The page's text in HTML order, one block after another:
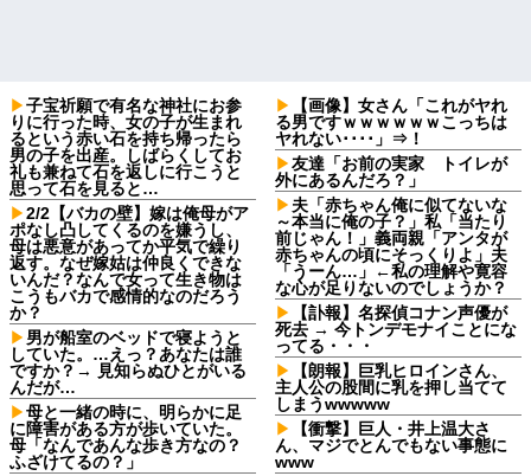
子宝祈願で有名な神社にお参
りに行った時、女の子が生まれ
るという赤い石を持ち帰ったら
男の子を出産。しばらくしてお
礼も兼ねて石を返しに行こうと
思って石を見ると…
2/2【バカの壁】嫁は俺母がア
ポなし凸してくるのを嫌うし、
母は悪意があってか平気で繰り
返す。なぜ嫁姑は仲良くできな
いんだ？なんで女って生き物は
こうもバカで感情的なのだろう
か？
男が船室のベッドで寝ようと
していた。…えっ？あなたは誰
ですか？→ 見知らぬひとがいる
んだが…
母と一緒の時に、明らかに足
に障害がある方が歩いていた。
母「なんであんな歩き方なの？
ふざけてるの？」
【画像】女さん「これがヤれ
る男ですｗｗｗｗｗｗこっちは
ヤれない････」⇒！
友達「お前の実家 トイレが
外にあるんだろ？」
夫「赤ちゃん俺に似てないな
～本当に俺の子？」私「当たり
前じゃん！」義両親「アンタが
赤ちゃんの頃にそっくりよ」夫
「うーん…」←私の理解や寛容
な心が足りないのでしょうか？
【訃報】名探偵コナン声優が
死去 → 今トンデモナイことにな
ってる・・・
【朗報】巨乳ヒロインさん、
主人公の股間に乳を押し当てて
しまうwwwww
【衝撃】巨人・井上温大さ
ん、マジでとんでもない事態に
www